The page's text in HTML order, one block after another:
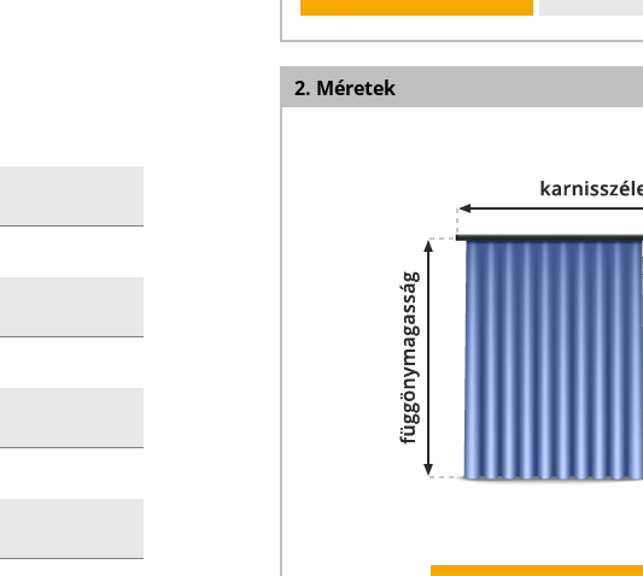
2. Méretek